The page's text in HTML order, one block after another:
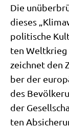
Die
die­ses
poli­ti­sche
ten Welt­krieg
zeich­net den
ber der
des
der
ten